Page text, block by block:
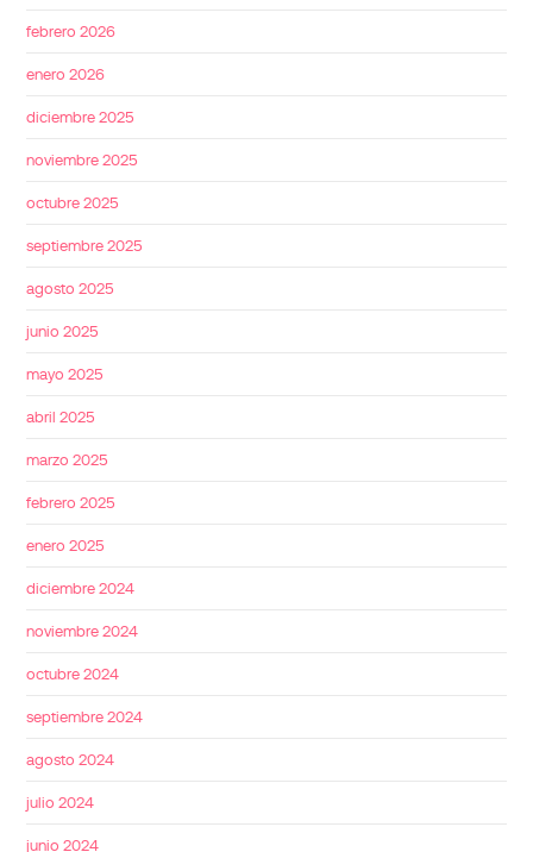
febrero 2026
enero 2026
diciembre 2025
noviembre 2025
octubre 2025
septiembre 2025
agosto 2025
junio 2025
mayo 2025
abril 2025
marzo 2025
febrero 2025
enero 2025
diciembre 2024
noviembre 2024
octubre 2024
septiembre 2024
agosto 2024
julio 2024
junio 2024